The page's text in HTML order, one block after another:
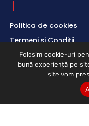
Politica de cookies
Termeni și Condiții
Politica de
Folosim cookie-uri
bună experiență pe
site vom